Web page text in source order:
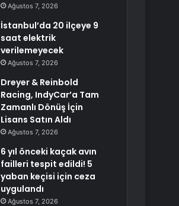
Ağustos 7, 2026
İstanbul’da 20 ilçeye 9
saat elektrik
verilemeyecek
Ağustos 7, 2026
Dreyer & Reinbold
Racing, IndyCar’a Tam
Zamanlı Dönüş İçin
Lisans Satın Aldı
Ağustos 7, 2026
6 yıl önceki kaçak avın
failleri tespit edildi! 5
yaban keçisi için ceza
uygulandı
Ağustos 7, 2026